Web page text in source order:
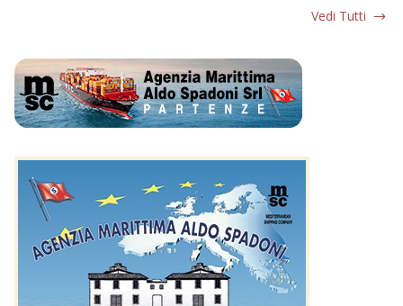
Vedi Tutti